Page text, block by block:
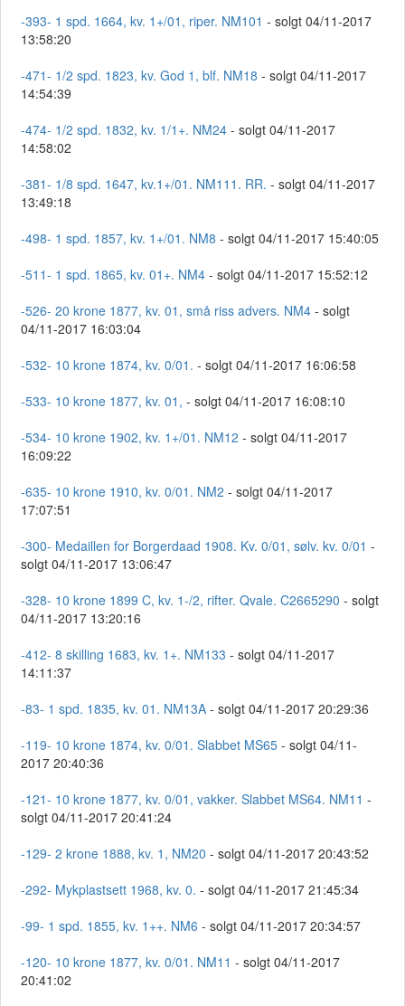
-393- 1 spd. 1664, kv. 1+/01, riper. NM101 - solgt 04/11-2017
13:58:20
-471- 1/2 spd. 1823, kv. God 1, blf. NM18 - solgt 04/11-2017
14:54:39
-474- 1/2 spd. 1832, kv. 1/1+. NM24 - solgt 04/11-2017
14:58:02
-381- 1/8 spd. 1647, kv.1+/01. NM111. RR. - solgt 04/11-2017
13:49:18
-498- 1 spd. 1857, kv. 1+/01. NM8 - solgt 04/11-2017 15:40:05
-511- 1 spd. 1865, kv. 01+. NM4 - solgt 04/11-2017 15:52:12
-526- 20 krone 1877, kv. 01, små riss advers. NM4 - solgt
04/11-2017 16:03:04
-532- 10 krone 1874, kv. 0/01. - solgt 04/11-2017 16:06:58
-533- 10 krone 1877, kv. 01, - solgt 04/11-2017 16:08:10
-534- 10 krone 1902, kv. 1+/01. NM12 - solgt 04/11-2017
16:09:22
-635- 10 krone 1910, kv. 0/01. NM2 - solgt 04/11-2017
17:07:51
-300- Medaillen for Borgerdaad 1908. Kv. 0/01, sølv. kv. 0/01 -
solgt 04/11-2017 13:06:47
-328- 10 krone 1899 C, kv. 1-/2, rifter. Qvale. C2665290 - solgt
04/11-2017 13:20:16
-412- 8 skilling 1683, kv. 1+. NM133 - solgt 04/11-2017
14:11:37
-83- 1 spd. 1835, kv. 01. NM13A - solgt 04/11-2017 20:29:36
-119- 10 krone 1874, kv. 0/01. Slabbet MS65 - solgt 04/11-
2017 20:40:36
-121- 10 krone 1877, kv. 0/01, vakker. Slabbet MS64. NM11 -
solgt 04/11-2017 20:41:24
-129- 2 krone 1888, kv. 1, NM20 - solgt 04/11-2017 20:43:52
-292- Mykplastsett 1968, kv. 0. - solgt 04/11-2017 21:45:34
-99- 1 spd. 1855, kv. 1++. NM6 - solgt 04/11-2017 20:34:57
-120- 10 krone 1877, kv. 0/01. NM11 - solgt 04/11-2017
20:41:02